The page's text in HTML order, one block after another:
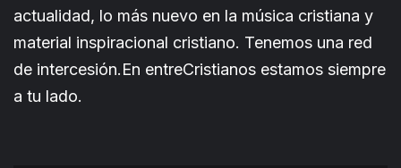
actualidad, lo más nuevo en la música cristiana y
material inspiracional cristiano. Tenemos una red
de intercesión.En entreCristianos estamos siempre
a tu lado.